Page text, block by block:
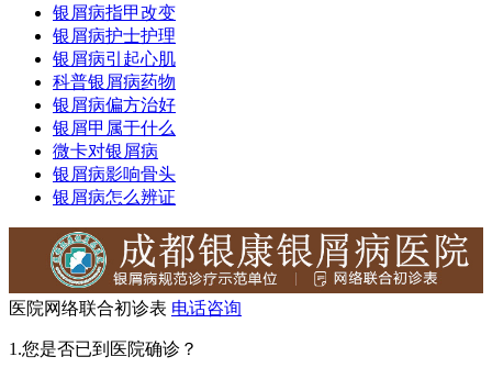
银屑病指甲改变
银屑病护士护理
银屑病引起心肌
科普银屑病药物
银屑病偏方治好
银屑甲属于什么
微卡对银屑病
银屑病影响骨头
银屑病怎么辨证
医院网络联合初诊表 电话咨询
1.您是否已到医院确诊？